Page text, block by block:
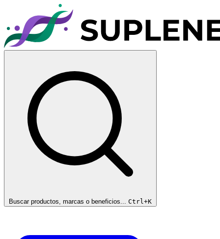
Buscar productos, marcas o beneficios... Ctrl+K